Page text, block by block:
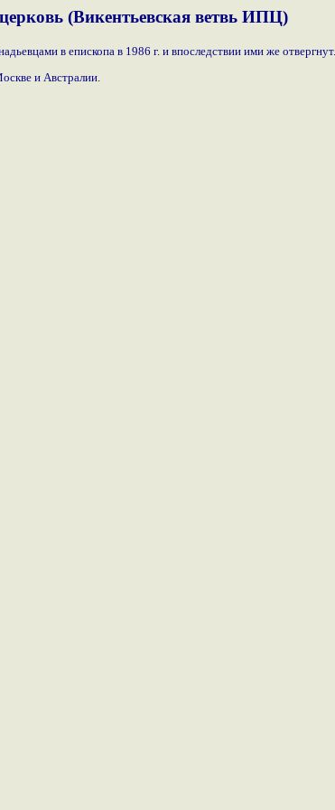
(Викентьевская ветвь ИПЦ)
в епископа в 1986 г. и впоследствии ими же отвергнут.
и Австралии.